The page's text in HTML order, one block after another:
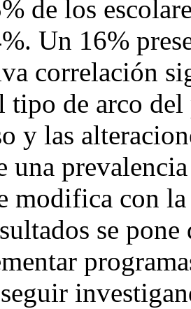
de los
Un 16%
correlación
tipo de arco
y las
una
modifica con
se